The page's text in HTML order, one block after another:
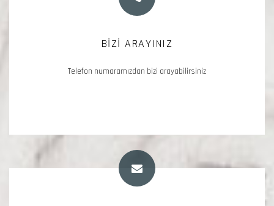
BİZİ ARAYINIZ
Telefon numaramızdan bizi arayabilirsiniz
TELEFON NUMARAMIZ
0332 350 24 25